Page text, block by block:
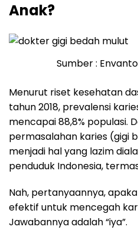
Anak?
Sumber : Envanto
Menurut riset kesehatan
tahun 2018, prevalensi
mencapai 88,8% populasi.
permasalahan karies (gigi
menjadi hal yang lazim
penduduk Indonesia,
Nah, pertanyaannya,
efektif untuk mencegah
Jawabannya adalah “iya”.